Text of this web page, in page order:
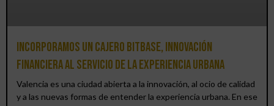
Incorporamos un cajero BitBase, innovación
financiera al servicio de la experiencia urbana
Valencia es una ciudad abierta a la innovación, al ocio de calidad
y a las nuevas formas de entender la experiencia urbana. En ese